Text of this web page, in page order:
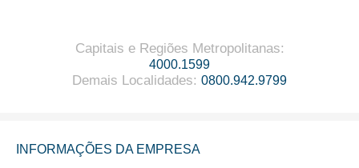
Capitais e Regiões Metropolitanas:
4000.1599
Demais Localidades: 0800.942.9799
INFORMAÇÕES DA EMPRESA